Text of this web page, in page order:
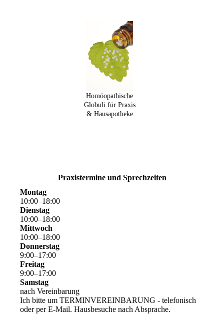
Homöopathische
Globuli für Praxis
& Hausapotheke
Praxistermine und Sprechzeiten
Montag
10:00–18:00
Dienstag
10:00–18:00
Mittwoch
10:00–18:00
Donnerstag
9:00–17:00
Freitag
9:00–17:00
Samstag
nach Vereinbarung
Ich bitte um TERMINVEREINBARUNG - telefonisch
oder per E-Mail. Hausbesuche nach Absprache.